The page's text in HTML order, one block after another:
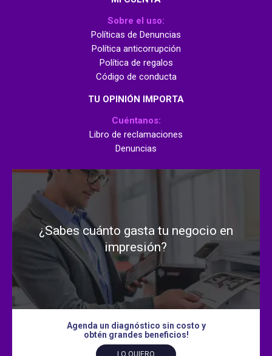
Sobre el uso:
Políticas de Denuncias
Política anticorrupción
Política de regalos
Código de conducta
TU OPINIÓN IMPORTA
Cuéntanos:
Libro de reclamaciones
Denuncias
¿Sabes cuánto gasta tu negocio en
impresión?
Agenda un diagnóstico sin costo y
obtén grandes beneficios!
LO QUIERO